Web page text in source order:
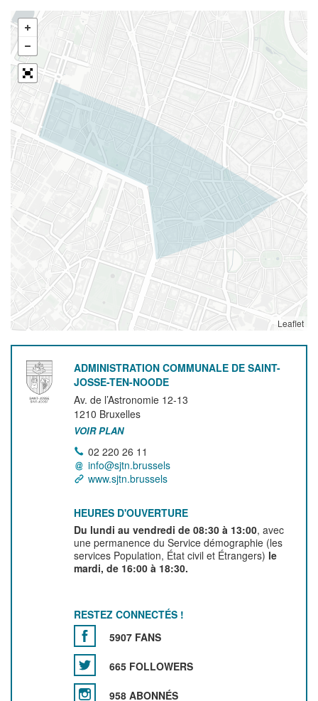
Leaflet
ADMINISTRATION COMMUNALE DE SAINT-
JOSSE-TEN-NOODE
Av. de l’Astronomie 12-13
1210 Bruxelles
VOIR PLAN
02 220 26 11
info@sjtn.brussels
www.sjtn.brussels
HEURES D'OUVERTURE
Du lundi au vendredi de 08:30 à 13:00, avec
une permanence du Service démographie (les
services Population, État civil et Étrangers) le
mardi, de 16:00 à 18:30.
RESTEZ CONNECTÉS !
5907 FANS
665 FOLLOWERS
958 ABONNÉS